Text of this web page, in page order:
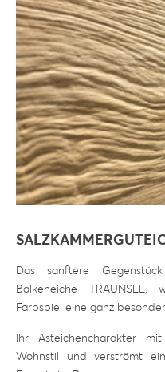
Das sanftere
Balkeneiche
Farbspiel eine ganz
Ihr Asteichencharakter
Wohnstil und verströmt